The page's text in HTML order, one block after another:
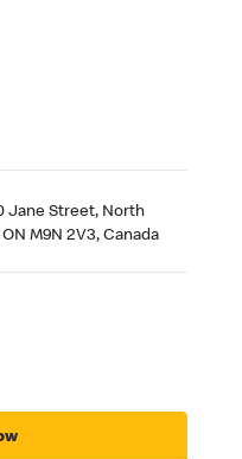
Jane Street, North
ON M9N 2V3, Canada